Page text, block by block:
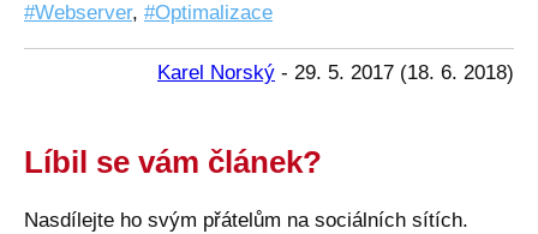
Webserver, Optimalizace
Karel Norský - 29. 5. 2017 (18. 6. 2018)
Líbil se vám článek?
Nasdílejte ho svým přátelům na sociálních sítích.